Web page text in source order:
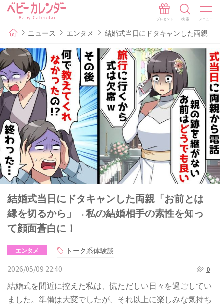
ニュース エンタメ 結婚式当日にドタキャンした両親「
結婚式当日にドタキャンした両親「お前とは
縁を切るから」→私の結婚相手の素性を知っ
て顔面蒼白に！
エンタメ
トーク系体験談
2026/05/09 22:40
0
結婚式を間近に控えた私は、慌ただしい日々を過ごしてい
ました。準備は大変でしたが、それ以上に楽しみな気持ち